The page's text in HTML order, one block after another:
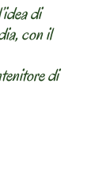
di
con il
di